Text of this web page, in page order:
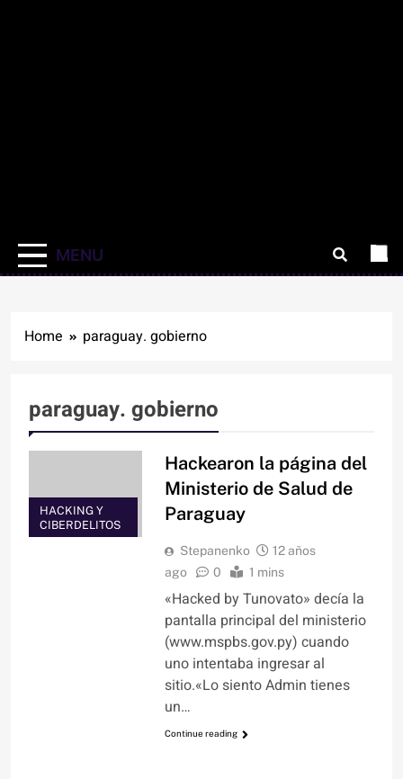
MENU
Home paraguay. gobierno
paraguay. gobierno
HACKING Y
CIBERDELITOS
Hackearon la página del
Ministerio de Salud de
Paraguay
Stepanenko
12 años
ago
0 1 mins
«Hacked by Tunovato» decía la
pantalla principal del ministerio
(www.mspbs.gov.py) cuando
uno intentaba ingresar al
sitio.«Lo siento Admin tienes
un…
Continue reading